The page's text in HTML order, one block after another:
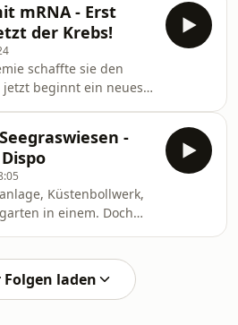
vorbeugen,
ist es giftig. Was,
gerät?
Heidi
im Brennpunkt
mRNA - Erst
der Krebs!
schaffte sie den
beginnt ein neues
Nicht nur beim
zeichnen sich
aktuellem Anlass
vom 18. April 2025).
Winkelheide, Martin
im Brennpunkt
-
Küstenbollwerk,
in einem. Doch
die jeder gern
bezahlt, schwindet
Schröder,
Folgen laden